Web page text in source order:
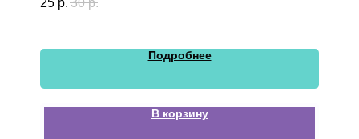
25 р. 30 р.
Подробнее
В корзину